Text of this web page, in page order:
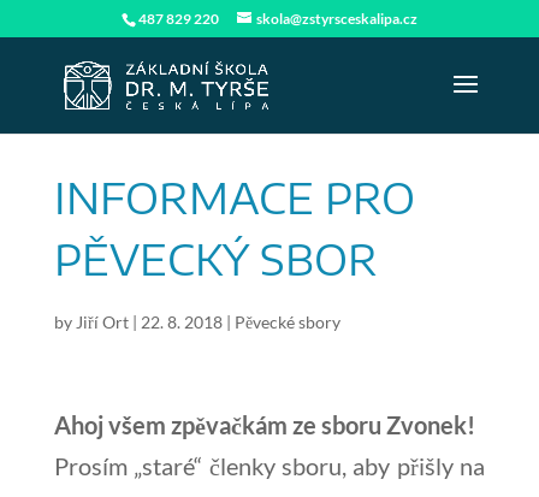
487 829 220 skola@zstyrsceskalipa.cz
INFORMACE PRO
PĚVECKÝ SBOR
by Jiří Ort| 22. 8. 2018| Pěvecké sbory
Ahoj všem zpěvačkám ze sboru Zvonek!
Prosím „staré“ členky sboru, aby přišly na